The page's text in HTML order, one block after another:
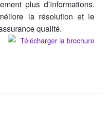
plus d’informations.
la résolution et le
qualité.
Télécharger la brochure